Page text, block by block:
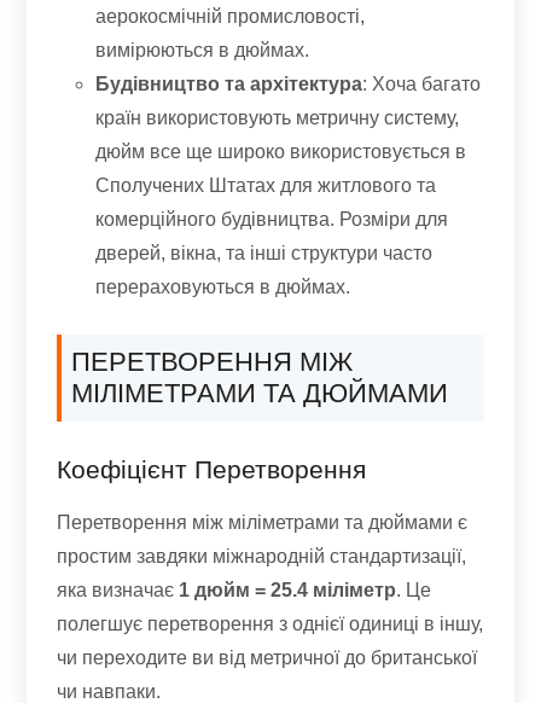
аерокосмічній промисловості,
вимірюються в дюймах.
Будівництво та архітектура: Хоча багато
країн використовують метричну систему,
дюйм все ще широко використовується в
Сполучених Штатах для житлового та
комерційного будівництва. Розміри для
дверей, вікна, та інші структури часто
перераховуються в дюймах.
ПЕРЕТВОРЕННЯ МІЖ
МІЛІМЕТРАМИ ТА ДЮЙМАМИ
Коефіцієнт Перетворення
Перетворення між міліметрами та дюймами є
простим завдяки міжнародній стандартизації,
яка визначає 1 дюйм = 25.4 міліметр. Це
полегшує перетворення з однієї одиниці в іншу,
чи переходите ви від метричної до британської
чи навпаки.